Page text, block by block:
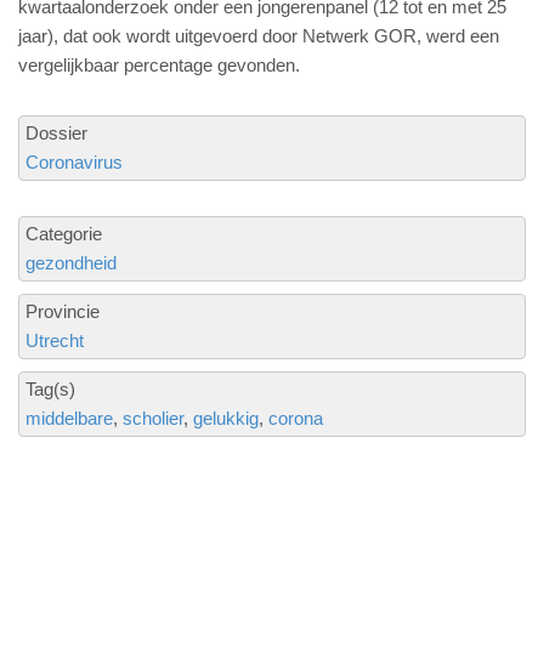
kwartaalonderzoek onder een jongerenpanel (12 tot en met 25
jaar), dat ook wordt uitgevoerd door Netwerk GOR, werd een
vergelijkbaar percentage gevonden.
Dossier
Coronavirus
Categorie
gezondheid
Provincie
Utrecht
Tag(s)
middelbare scholier gelukkig corona